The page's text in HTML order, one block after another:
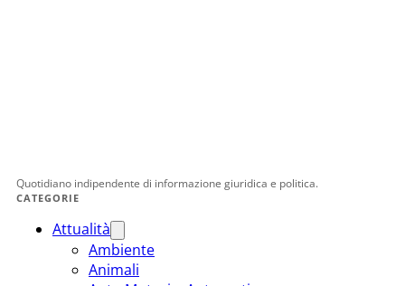
Quotidiano indipendente di informazione giuridica e politica.
CATEGORIE
Attualità
Ambiente
Animali